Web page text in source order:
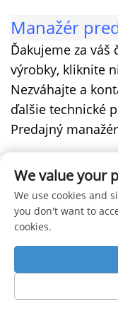
Manažér
Ďakujeme za váš
výrobky, kliknite
Nezváhajte a
ďalšie technické
Predajný
Mobil/WhatsApp/
Individuálne
ceny a
Kliknite a sledujte
kontaktovania nás
We value your
We use cookies and
you don't want to
cookies.